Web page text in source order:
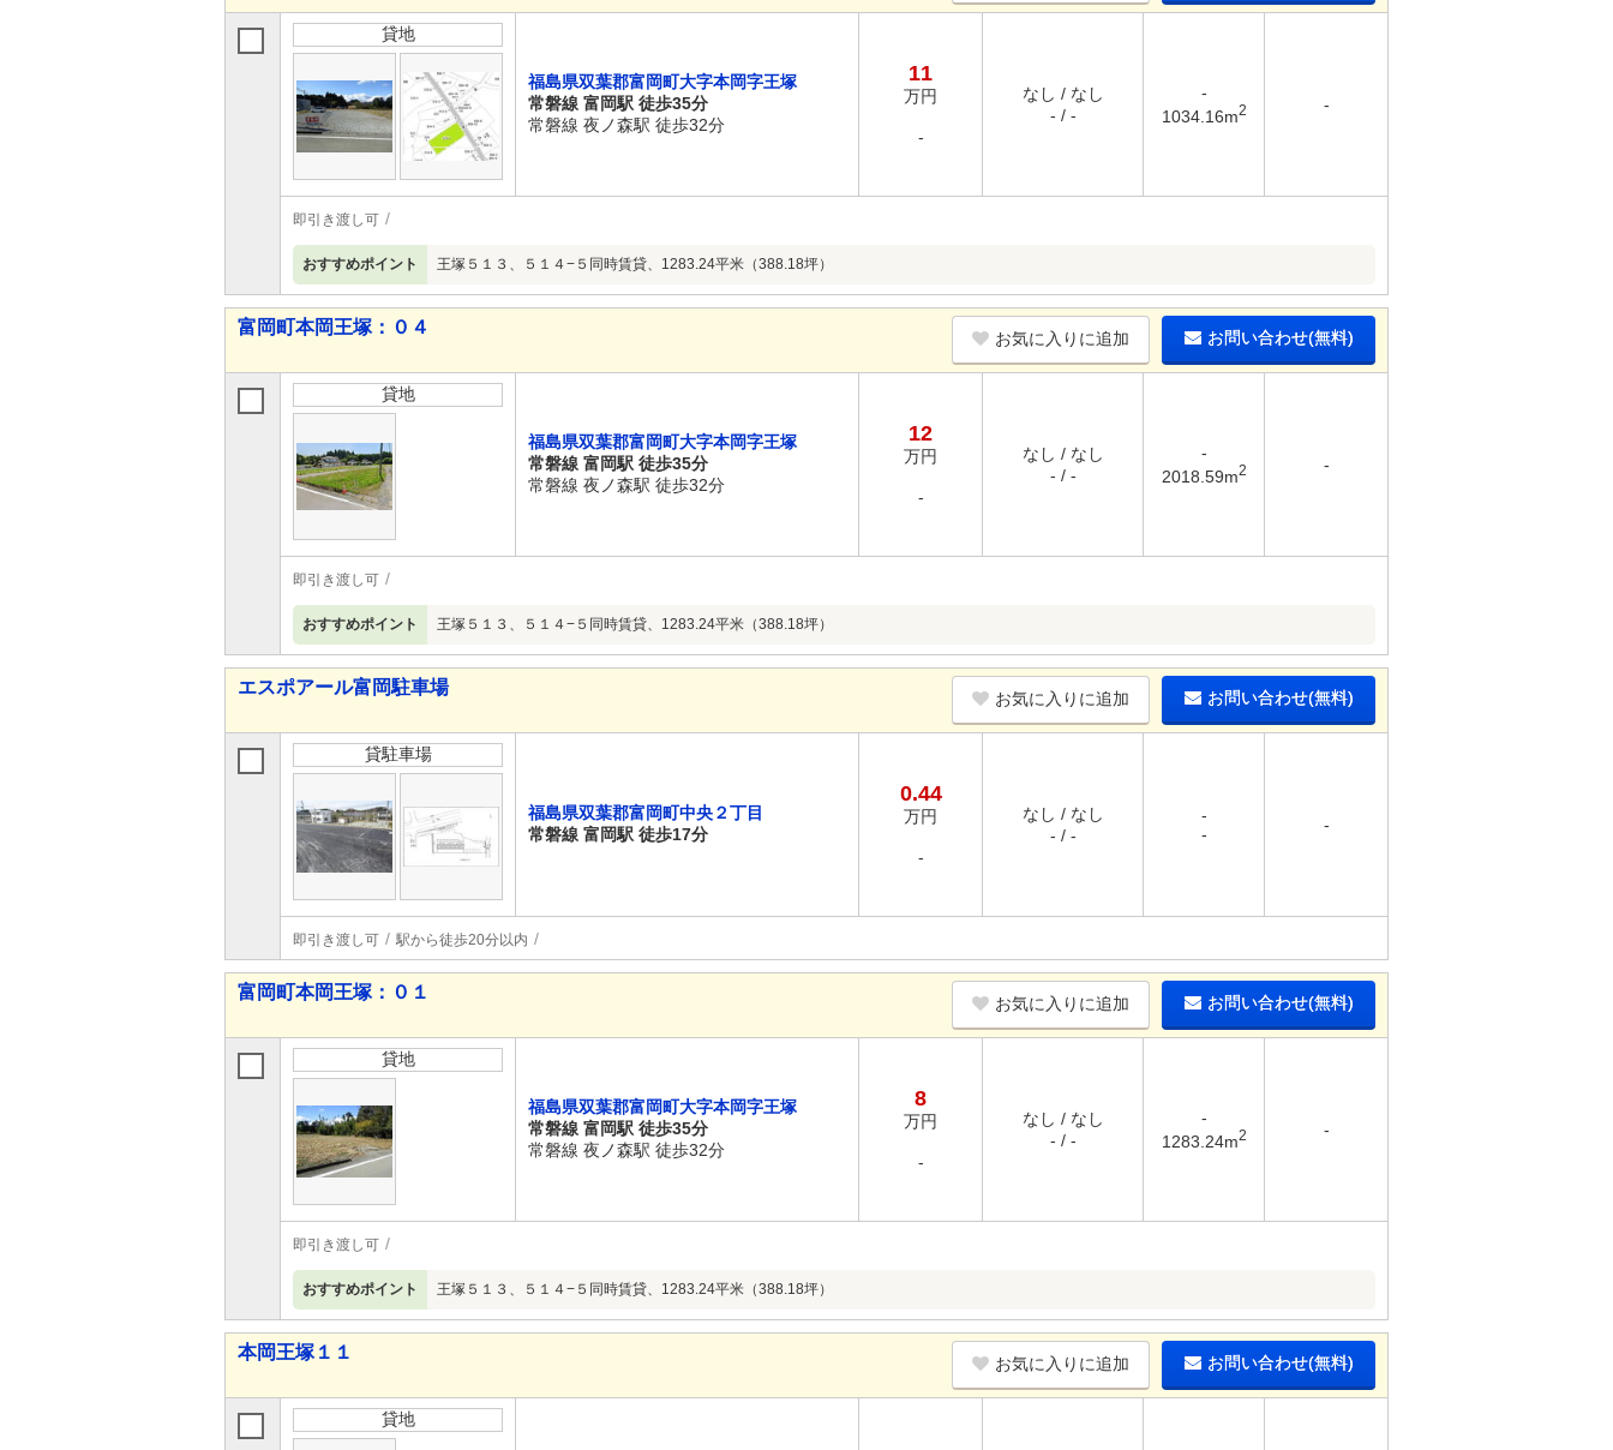
貸地
福島県双葉郡富岡町大字本岡字王塚
常磐線 富岡駅 徒歩35分
常磐線 夜ノ森駅 徒歩32分
11
万円
-
なし / なし
- / -
-
1034.16m2 -
即引き渡し可
おすすめポイント 王塚５１３、５１４−５同時賃貸、1283.24平米（388.18坪）
富岡町本岡王塚：０４
お気に入りに追加 お問い合わせ(無料)
貸地
福島県双葉郡富岡町大字本岡字王塚
常磐線 富岡駅 徒歩35分
常磐線 夜ノ森駅 徒歩32分
12
万円
-
なし / なし
- / -
-
2018.59m2 -
即引き渡し可
おすすめポイント 王塚５１３、５１４−５同時賃貸、1283.24平米（388.18坪）
エスポアール富岡駐車場
お気に入りに追加 お問い合わせ(無料)
貸駐車場
福島県双葉郡富岡町中央２丁目
常磐線 富岡駅 徒歩17分
0.44
万円
-
なし / なし
- / -
-
-
-
即引き渡し可 駅から徒歩20分以内
富岡町本岡王塚：０１
お気に入りに追加 お問い合わせ(無料)
貸地
福島県双葉郡富岡町大字本岡字王塚
常磐線 富岡駅 徒歩35分
常磐線 夜ノ森駅 徒歩32分
8
万円
-
なし / なし
- / -
-
1283.24m2 -
即引き渡し可
おすすめポイント 王塚５１３、５１４−５同時賃貸、1283.24平米（388.18坪）
本岡王塚１１
お気に入りに追加 お問い合わせ(無料)
貸地